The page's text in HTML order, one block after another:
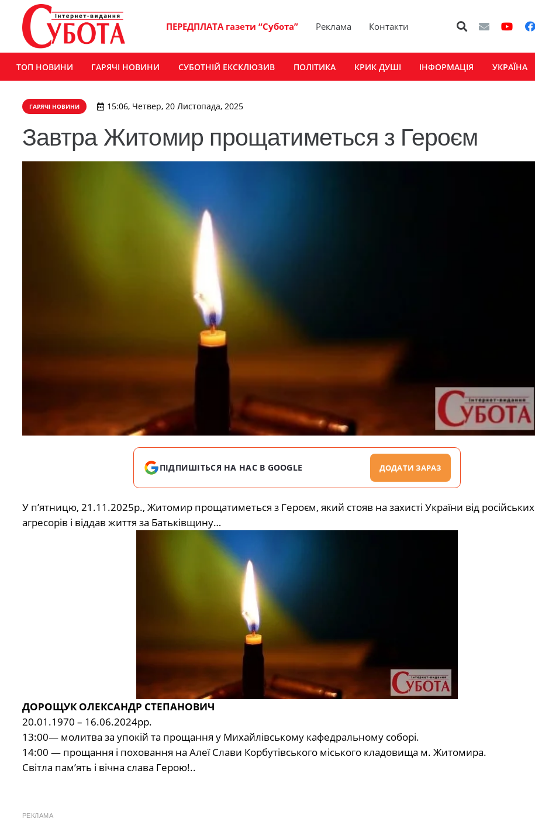
ПЕРЕДПЛАТА газети “Субота” Реклама Контакти
ТОП НОВИНИ ГАРЯЧІ НОВИНИ СУБОТНІЙ ЕКСКЛЮЗИВ ПОЛІТИКА КРИК ДУШІ ІНФОРМАЦІЯ УКРАЇНА
ГАРЯЧІ НОВИНИ 15:06, Четвер, 20 Листопада, 2025
Завтра Житомир прощатиметься з Героєм
ПІДПИШІТЬСЯ НА НАС В GOOGLE ДОДАТИ ЗАРАЗ
У п’ятницю, 21.11.2025р., Житомир прощатиметься з Героєм, який стояв на захисті України від російських
агресорів і віддав життя за Батьківщину…
ДОРОЩУК ОЛЕКСАНДР СТЕПАНОВИЧ
20.01.1970 – 16.06.2024рр.
13:00— молитва за упокій та прощання у Михайлівському кафедральному соборі.
14:00 — прощання і поховання на Алеї Слави Корбутівського міського кладовища м. Житомира.
Світла пам’ять і вічна слава Герою!..
РЕКЛАМА